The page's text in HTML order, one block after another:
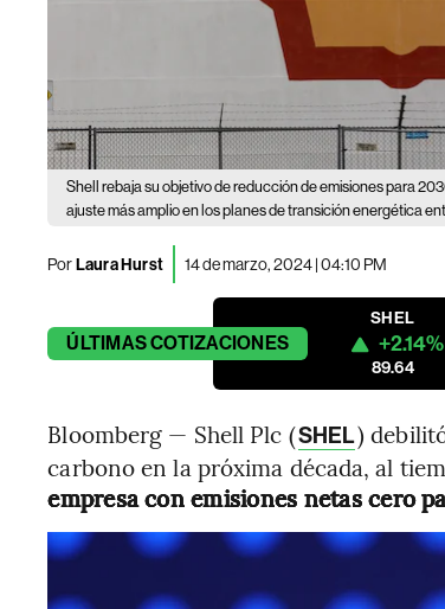
Shell rebaja su objetivo de reducción de emisiones para
ajuste más amplio en los planes de transición energética
PorLaura Hurst 14 de marzo, 2024 | 04:10 PM
ÚLTIMASCOTIZACIONES
SHEL
+2.14%
89.64
Bloomberg — Shell Plc (SHEL)
carbono en la próxima década, al
empresa con emisiones netas cero